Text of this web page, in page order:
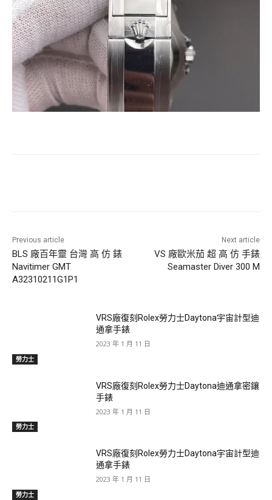
Previous article
BLS 廠百年靈 台灣 高 仿 錶
Navitimer GMT
A32310211G1P1
Next article
VS 廠歐米茄 超 高 仿 手錶
Seamaster Diver 300 M
勞力士
VRS廠復刻Rolex勞力士Daytona宇宙計型迪
通拿手錶
2023 年 1 月 11 日
勞力士
VRS廠復刻Rolex勞力士Daytona迪通拿密鑲
手錶
2023 年 1 月 11 日
勞力士
VRS廠復刻Rolex勞力士Daytona宇宙計型迪
通拿手錶
2023 年 1 月 11 日